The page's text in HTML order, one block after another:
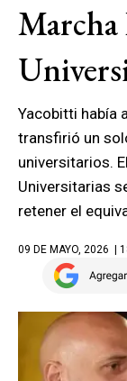
Marcha
Yacobitti había
transfirió un
universitarios.
Universitarias
retener el
09 DE MAYO, 2026 |